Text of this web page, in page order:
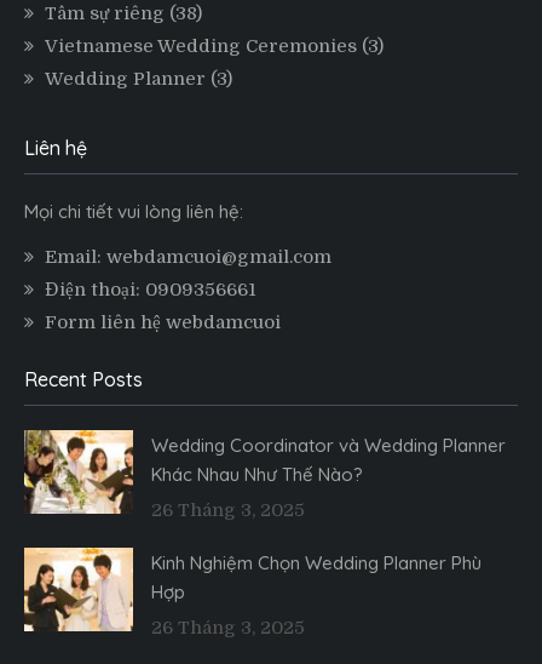
Tâm sự riêng (38)
Vietnamese Wedding Ceremonies (3)
Wedding Planner (3)
Liên hệ
Mọi chi tiết vui lòng liên hệ:
Email: webdamcuoi@gmail.com
Điện thoại: 0909356661
Form liên hệ webdamcuoi
Recent Posts
Wedding Coordinator và Wedding Planner
Khác Nhau Như Thế Nào?
26 Tháng 3, 2025
Kinh Nghiệm Chọn Wedding Planner Phù
Hợp
26 Tháng 3, 2025